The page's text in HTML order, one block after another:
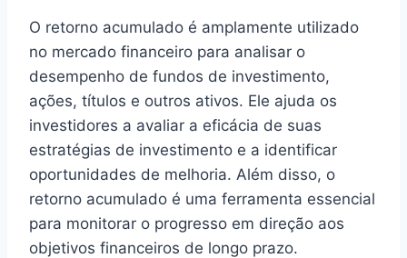
O retorno acumulado é amplamente utilizado
no mercado financeiro para analisar o
desempenho de fundos de investimento,
ações, títulos e outros ativos. Ele ajuda os
investidores a avaliar a eficácia de suas
estratégias de investimento e a identificar
oportunidades de melhoria. Além disso, o
retorno acumulado é uma ferramenta essencial
para monitorar o progresso em direção aos
objetivos financeiros de longo prazo.